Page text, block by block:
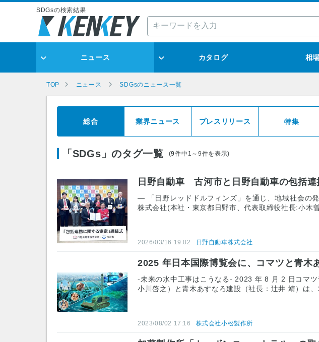
SDGsの検索結果
ニュース カタログ 相
TOP ニュース SDGsのニュース一覧
総合 業界ニュース プレスリリース 特集
「SDGs」のタグ一覧 (9件中1～9件を表示)
日野自動車 古河市と日野自動車の包括連
― 「日野レッドドルフィンズ」を通じ、地域社会
株式会社(本社・東京都日野市、代表取締役社長:小木
2026/03/16 19:02 日野自動車株式会社
2025 年日本国際博覧会に、コマツと青木
-未来の水中工事はこうなる- 2023 年 8 月 2 日コマツ
小川啓之）と青木あすなろ建設（社長：辻井 靖）は、
2023/08/02 17:16 株式会社小松製作所